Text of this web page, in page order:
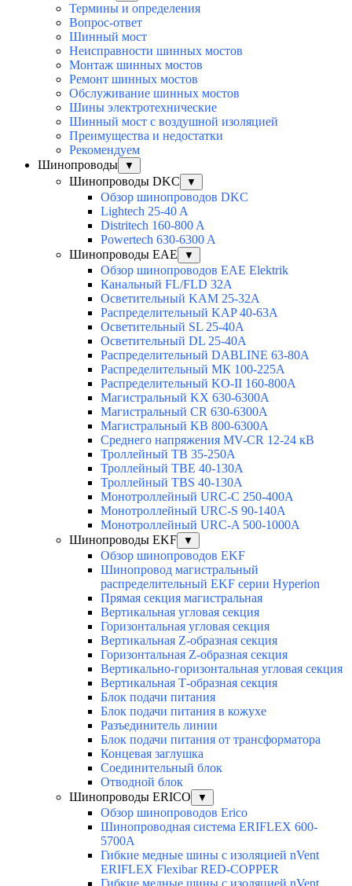
Термины и определения
Вопрос-ответ
Шинный мост
Неисправности шинных мостов
Монтаж шинных мостов
Ремонт шинных мостов
Обслуживание шинных мостов
Шины электротехнические
Шинный мост с воздушной изоляцией
Преимущества и недостатки
Рекомендуем
Шинопроводы
▼
Шинопроводы DKC ▼
Обзор шинопроводов DKC
Lightech 25-40 A
Distritech 160-800 A
Powertech 630-6300 A
Шинопроводы EAE
▼
Обзор шинопроводов EAE Elektrik
Канальный FL/FLD 32A
Осветительный KAM 25-32А
Распределительный KAP 40-63A
Осветительный SL 25-40А
Осветительный DL 25-40А
Распределительный DABLINE 63-80A
Распределительный МК 100-225А
Распределительный KO-II 160-800А
Магистральный KX 630-6300А
Магистральный CR 630-6300А
Магистральный KB 800-6300А
Среднего напряжения MV-CR 12-24 кВ
Троллейный TB 35-250A
Троллейный TBE 40-130A
Троллейный TBS 40-130A
Монотроллейный URC-C 250-400A
Монотроллейный URC-S 90-140A
Монотроллейный URC-A 500-1000A
Шинопроводы EKF
▼
Обзор шинопроводов EKF
Шинопровод магистральный
распределительный EKF серии Hyperion
Прямая секция магистральная
Вертикальная угловая секция
Горизонтальная угловая секция
Вертикальная Z-образная секция
Горизонтальная Z-образная секция
Вертикально-горизонтальная угловая секция
Вертикальная Т-образная секция
Блок подачи питания
Блок подачи питания в кожухе
Разъединитель линии
Блок подачи питания от трансформатора
Концевая заглушка
Соединительный блок
Отводной блок
Шинопроводы ERICO
▼
Обзор шинопроводов Erico
Шинопроводная система ERIFLEX 600-
5700A
Гибкие медные шины с изоляцией nVent
ERIFLEX Flexibar RED-COPPER
Гибкие медные шины с изоляцией nVent